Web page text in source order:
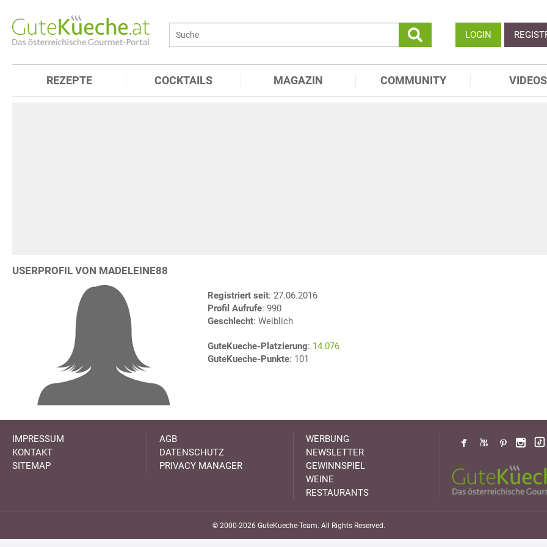
LOGIN
REZEPTE COCKTAILS MAGAZIN COMMUNITY VIDEOS
USERPROFIL VON MADELEINE88
Registriert seit: 27.06.2016
Profil Aufrufe: 990
Geschlecht: Weiblich
GuteKueche-Platzierung: 14.076
GuteKueche-Punkte: 101
IMPRESSUM
KONTAKT
SITEMAP
AGB
DATENSCHUTZ
PRIVACY MANAGER
WERBUNG
NEWSLETTER
GEWINNSPIEL
WEINE
RESTAURANTS
© 2000-2026 GuteKueche-Team. All Rights Reserved.